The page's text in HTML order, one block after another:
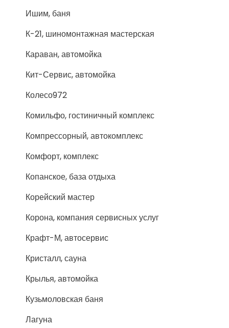
Ишим, баня
К-21, шиномонтажная мастерская
Караван, автомойка
Кит-Сервис, автомойка
Колесо972
Комильфо, гостиничный комплекс
Компрессорный, автокомплекс
Комфорт, комплекс
Копанское, база отдыха
Корейский мастер
Корона, компания сервисных услуг
Крафт-М, автосервис
Кристалл, сауна
Крылья, автомойка
Кузьмоловская баня
Лагуна